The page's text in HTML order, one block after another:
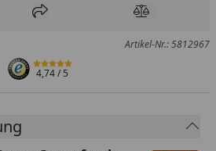
Wunschliste hinzufügen
Teilen Produkt
Artikel-Nr.: 5812967
4,74/ 5